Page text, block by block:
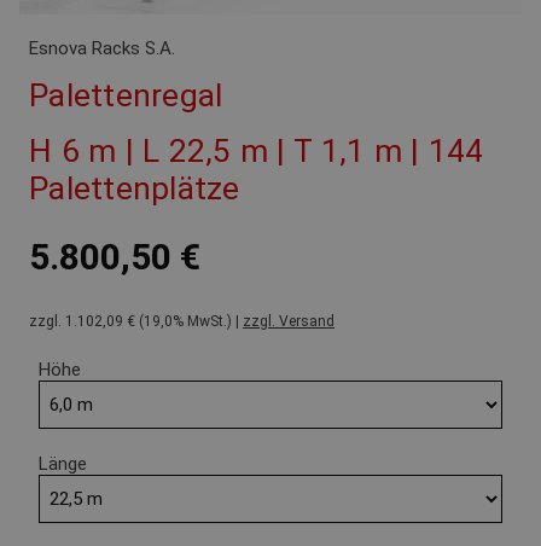
Esnova Racks S.A.
Palettenregal
H 6 m | L 22,5 m | T 1,1 m | 144
Palettenplätze
5.800,50 €
zzgl. 1.102,09 € (19,0% MwSt.) | zzgl. Versand
Höhe
Länge